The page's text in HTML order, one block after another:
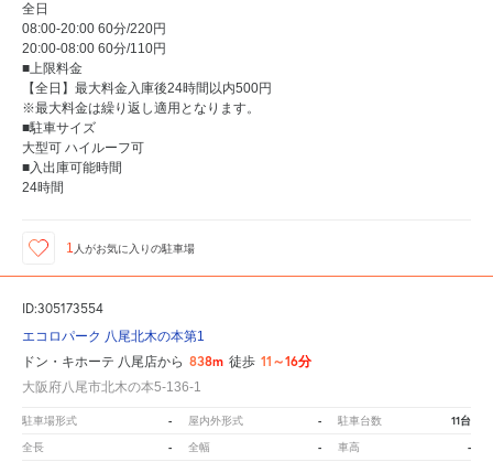
全日
08:00-20:00 60分/220円
20:00-08:00 60分/110円
■上限料金
【全日】最大料金入庫後24時間以内500円
※最大料金は繰り返し適用となります。
■駐車サイズ
大型可 ハイルーフ可
■入出庫可能時間
24時間
1 人がお気に入りの駐車場
ID:305173554
エコロパーク 八尾北木の本第1
ドン・キホーテ 八尾店から 838m 徒歩 11～16分
大阪府八尾市北木の本5-136-1
駐車場形式 - 屋内外形式 - 駐車台数 11台
全長 - 全幅 - 車高 -